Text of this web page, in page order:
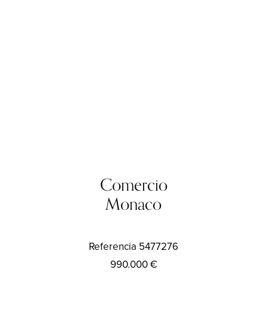
Comercio
Monaco
Referencia 5477276
990.000 €